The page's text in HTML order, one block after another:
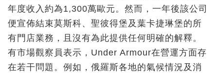
年度收入約為1,300萬歐元。然而，一年後該公司
便宣佈結束莫斯科、聖彼得堡及葉卡捷琳堡的所
有門店業務，且沒有為此提供任何明確的解釋。
有市場觀察員表示，Under Armour在營運方面存
在若干問題。例如，俄羅斯各地的氣候情況及消